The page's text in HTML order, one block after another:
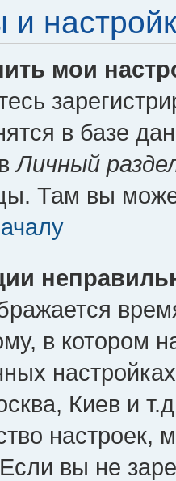
мои
в базе
Личный
Там вы
в котором
Киев и
настроек,
вы не